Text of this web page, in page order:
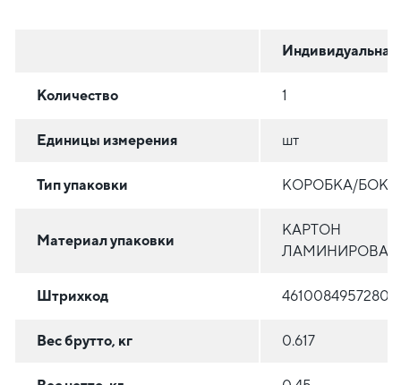
Индивидуальная
Количество 1
Единицы измерения шт
Тип упаковки КОРОБКА/БОКС
Материал упаковки
КАРТОН
Штрихкод 4610084957280
Вес брутто, кг 0.617